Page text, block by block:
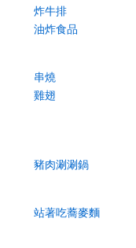
炸牛排
油炸食品
串燒
雞翅
豬肉涮涮鍋
站著吃蕎麥麵